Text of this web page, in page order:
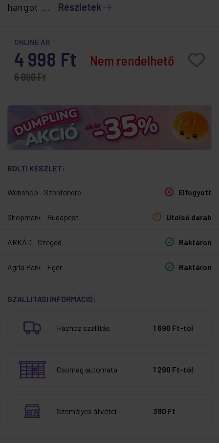
hangot ... Részletek
ONLINE ÁR
4 998 Ft
6 090 Ft
Nem rendelhető
BOLTI KÉSZLET:
Webshop - Szentendre Elfogyott
Shopmark - Budapest Utolsó darab
ÁRKÁD - Szeged Raktáron
Agria Park - Eger Raktáron
SZÁLLÍTÁSI INFORMÁCIÓ:
Házhoz szállítás 1 690 Ft-tól
Csomag automata 1 290 Ft-tól
Személyes átvétel 390 Ft